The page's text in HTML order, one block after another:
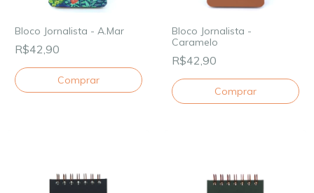
Bloco Jornalista - A.Mar
R$42,90
Bloco Jornalista -
Caramelo
R$42,90